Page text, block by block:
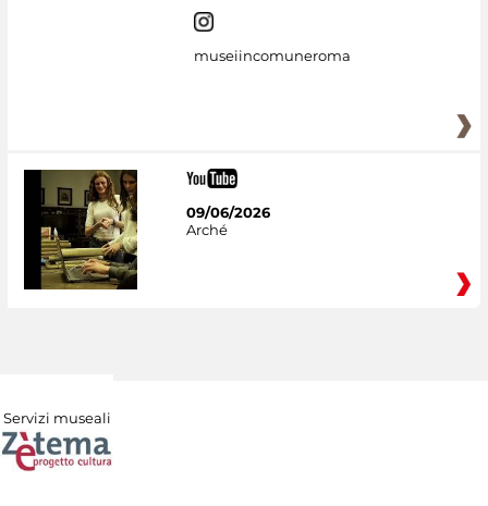
museiincomuneroma
09/06/2026
Arché
Servizi museali